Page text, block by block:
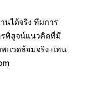
ได้จริง ทีมการ
พิสูจน์แนวคิดที่มี
แวดล้อมจริง แทน